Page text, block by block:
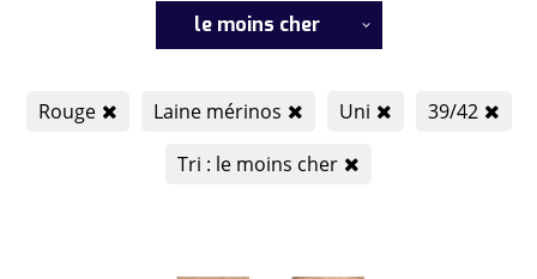
le moins cher
Rouge Laine mérinos Uni
39/42
Tri : le moins cher